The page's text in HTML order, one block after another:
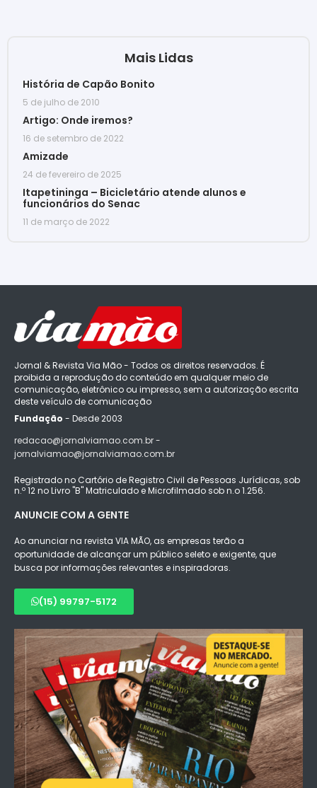
Mais Lidas
História de Capão Bonito
5 de julho de 2010
Artigo: Onde iremos?
16 de setembro de 2022
Amizade
24 de fevereiro de 2025
Itapetininga – Bicicletário atende alunos e
funcionários do Senac
11 de março de 2022
Jornal & Revista Via Mão - Todos os direitos reservados. É
proibida a reprodução do conteúdo em qualquer meio de
comunicação, eletrônico ou impresso, sem a autorização escrita
deste veículo de comunicação
Fundação - Desde 2003
redacao@jornalviamao.com.br -
jornalviamao@jornalviamao.com.br
Registrado no Cartório de Registro Civil de Pessoas Jurídicas, sob
n.º 12 no Livro "B" Matriculado e Microfilmado sob n.o 1.256.
ANUNCIE COM A GENTE
Ao anunciar na revista VIA MÃO, as empresas terão a
oportunidade de alcançar um público seleto e exigente, que
busca por informações relevantes e inspiradoras.
(15) 99797-5172